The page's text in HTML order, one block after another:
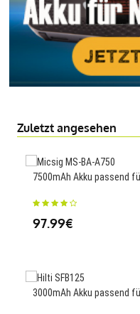
Zuletzt angesehen
7500mAh Akku passend
97.99€
3000mAh Akku passend